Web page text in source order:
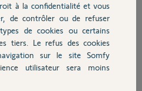
temps de me lire.
à la confidentialité et vous
de contrôler ou de refuser
de cookies ou certains
tiers. Le refus des cookies
sur le site Somfy
utilisateur sera moins